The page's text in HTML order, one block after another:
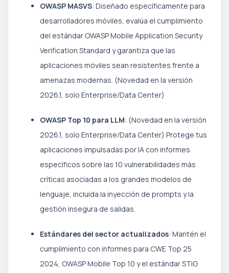
OWASP MASVS: Diseñado específicamente para
desarrolladores móviles, evalúa el cumplimiento
del estándar OWASP Mobile Application Security
Verification Standard y garantiza que las
aplicaciones móviles sean resistentes frente a
amenazas modernas. (Novedad en la versión
2026.1, solo Enterprise/Data Center)
OWASP Top 10 para LLM: (Novedad en la versión
2026.1, solo Enterprise/Data Center) Protege tus
aplicaciones impulsadas por IA con informes
específicos sobre las 10 vulnerabilidades más
críticas asociadas a los grandes modelos de
lenguaje, incluida la inyección de prompts y la
gestión insegura de salidas.
Estándares del sector actualizados: Mantén el
cumplimiento con informes para CWE Top 25
2024, OWASP Mobile Top 10 y el estándar STIG